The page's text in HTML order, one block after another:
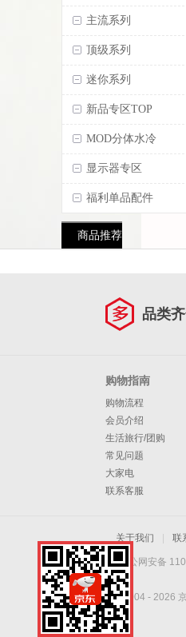
主流系列
顶级系列
迷你系列
新品专区TOP
MOD分体水冷
显示器专区
福利单品配件
商品推荐
品类
购物指南
购物流程
会员介绍
生活旅行/团购
常见问题
大家电
联系客服
关于我们 联
京公网安备
Copyright © 2004 - 2026
手机扫一扫，劲爆优